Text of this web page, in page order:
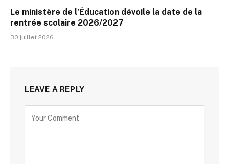
Le ministère de l’Éducation dévoile la date de la
rentrée scolaire 2026/2027
30 juillet 2026
LEAVE A REPLY